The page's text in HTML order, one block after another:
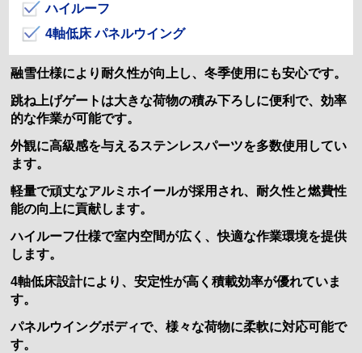
ハイルーフ
4軸低床 パネルウイング
融雪仕様により耐久性が向上し、冬季使用にも安心です。
跳ね上げゲートは大きな荷物の積み下ろしに便利で、効率
的な作業が可能です。
外観に高級感を与えるステンレスパーツを多数使用してい
ます。
軽量で頑丈なアルミホイールが採用され、耐久性と燃費性
能の向上に貢献します。
ハイルーフ仕様で室内空間が広く、快適な作業環境を提供
します。
4軸低床設計により、安定性が高く積載効率が優れていま
す。
パネルウイングボディで、様々な荷物に柔軟に対応可能で
す。